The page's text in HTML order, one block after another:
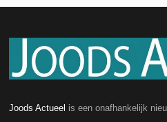
Joods Actueel is een onafhankelijk